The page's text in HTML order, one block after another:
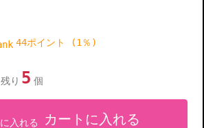
44ポイント (1％)
残り 5 個
カートに入れる